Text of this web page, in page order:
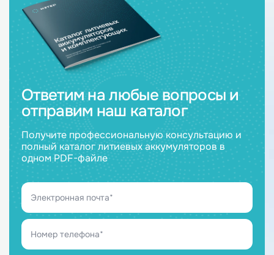
Ответим на любые вопросы и
отправим наш каталог
Получите профессиональную консультацию и
полный каталог литиевых аккумуляторов в
одном PDF-файле